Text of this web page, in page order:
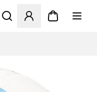
Megnyit egy modált a